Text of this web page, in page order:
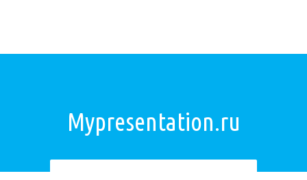
Mypresentation.ru